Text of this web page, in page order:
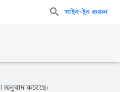
সাইন-ইন করুন
অনুবাদ করেছে।